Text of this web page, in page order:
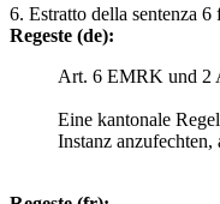
6. Estratto della sentenza
Regeste (de):
Art. 6 EMRK und 2
Eine kantonale
Instanz